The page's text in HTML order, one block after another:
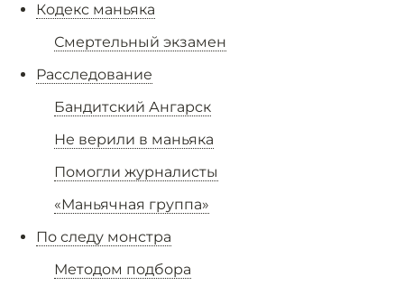
Кодекс маньяка
Смертельный экзамен
Расследование
Бандитский Ангарск
Не верили в маньяка
Помогли журналисты
«Маньячная группа»
По следу монстра
Методом подбора